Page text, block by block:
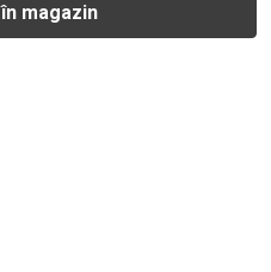
magazin